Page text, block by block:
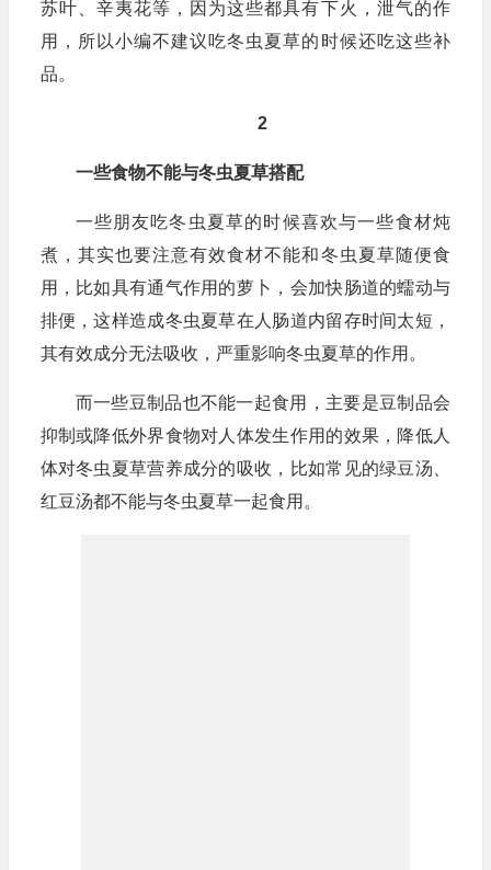
苏叶、辛夷花等，因为这些都具有下火，泄气的作
用，所以小编不建议吃冬虫夏草的时候还吃这些补
品。
2
一些食物不能与冬虫夏草搭配
一些朋友吃冬虫夏草的时候喜欢与一些食材炖
煮，其实也要注意有效食材不能和冬虫夏草随便食
用，比如具有通气作用的萝卜，会加快肠道的蠕动与
排便，这样造成冬虫夏草在人肠道内留存时间太短，
其有效成分无法吸收，严重影响冬虫夏草的作用。
而一些豆制品也不能一起食用，主要是豆制品会
抑制或降低外界食物对人体发生作用的效果，降低人
体对冬虫夏草营养成分的吸收，比如常见的绿豆汤、
红豆汤都不能与冬虫夏草一起食用。